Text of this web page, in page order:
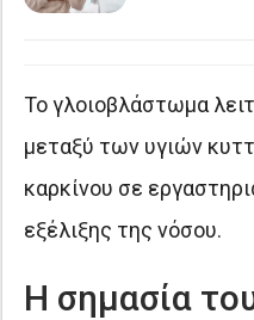
Το γλοιοβλάστωμα
μεταξύ των υγιών
καρκίνου σε
εξέλιξης της νόσου.
Η σημασία